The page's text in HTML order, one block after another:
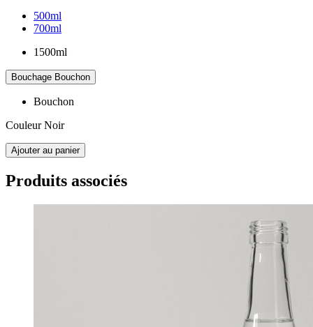
500ml
700ml
1500ml
Bouchage Bouchon
Bouchon
CouleurNoir
Ajouter au panier
Produits associés